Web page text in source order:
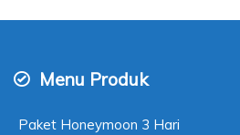
Menu Produk
Paket Honeymoon 3 Hari